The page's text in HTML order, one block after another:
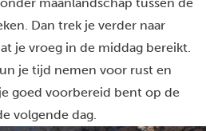
Dan trek je verder naar
je vroeg in de middag bereikt.
je tijd nemen voor rust en
goed voorbereid bent op de
volgende dag.